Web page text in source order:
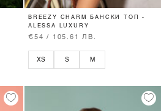
BREEZY CHARM БАНСКИ ТОП -
ALESSA LUXURY
€54 / 105.61 ЛВ.
XS S M